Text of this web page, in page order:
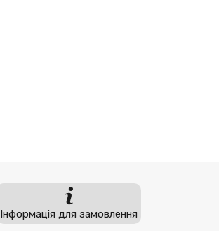
Інформація для замовлення